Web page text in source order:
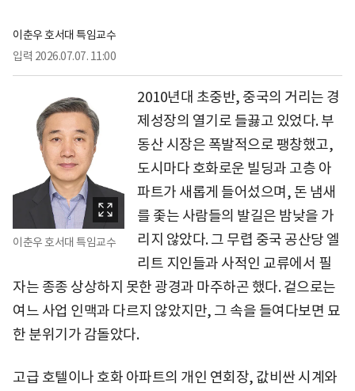
이춘우 호서대 특임교수
입력 2026.07.07. 11:00
이춘우 호서대 특임교수
2010년대 초중반, 중국의 거리는 경
제성장의 열기로 들끓고 있었다. 부
동산 시장은 폭발적으로 팽창했고,
도시마다 호화로운 빌딩과 고층 아
파트가 새롭게 들어섰으며, 돈 냄새
를 좇는 사람들의 발길은 밤낮을 가
리지 않았다. 그 무렵 중국 공산당 엘
리트 지인들과 사적인 교류에서 필
자는 종종 상상하지 못한 광경과 마주하곤 했다. 겉으로는
여느 사업 인맥과 다르지 않았지만, 그 속을 들여다보면 묘
한 분위기가 감돌았다.
고급 호텔이나 호화 아파트의 개인 연회장, 값비싼 시계와